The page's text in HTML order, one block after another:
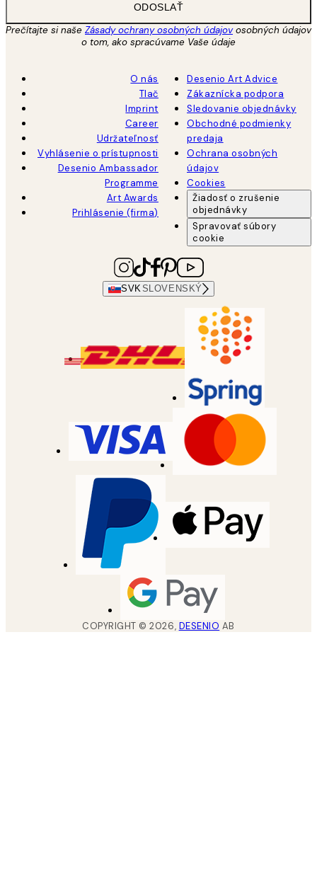
ODOSLAŤ
Prečítajte si naše Zásady ochrany osobných údajovosobných údajov
o tom, ako spracúvame Vaše údaje
O nás
Tlač
Imprint
Career
Udržateľnosť
Vyhlásenie o prístupnosti
Desenio Ambassador
Programme
Art Awards
Prihlásenie (firma)
Desenio Art Advice
Zákaznícka podpora
Sledovanie objednávky
Obchodné podmienky
predaja
Ochrana osobných
údajov
Cookies
Žiadosť o zrušenie
objednávky
Spravovať súbory
cookie
SVKSLOVENSKÝ
COPYRIGHT ©2026, DESENIO AB